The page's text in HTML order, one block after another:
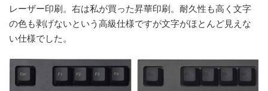
レーザー印刷。右は私が買った昇華印刷。耐久性も高く文字
の色も剥げないという高級仕様ですが文字がほとんど見えな
い仕様でした。